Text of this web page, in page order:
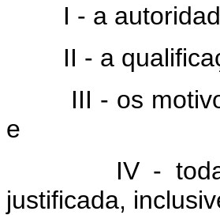
I - a
II - a
III - os motivos,
e
IV - todas as
justificada,